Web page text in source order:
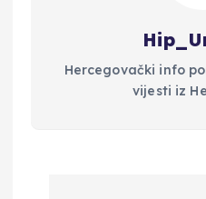
Hercegovački info
vijesti iz